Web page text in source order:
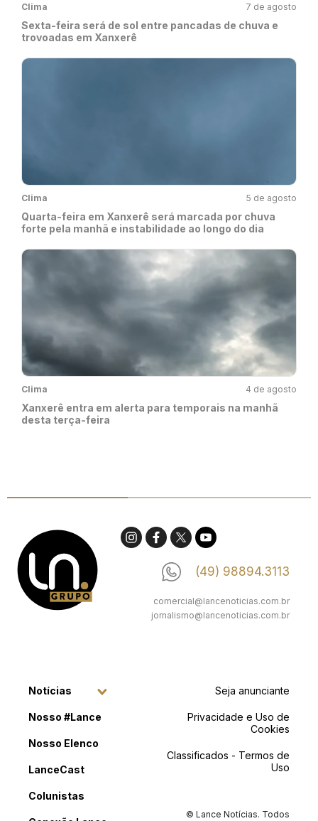
Clima 7 de agosto
Sexta-feira será de sol entre pancadas de chuva e
trovoadas em Xanxerê
Clima 5 de agosto
Quarta-feira em Xanxerê será marcada por chuva
forte pela manhã e instabilidade ao longo do dia
Clima 4 de agosto
Xanxerê entra em alerta para temporais na manhã
desta terça-feira
(49) 98894.3113
comercial@lancenoticias.com.br
jornalismo@lancenoticias.com.br
Notícias
Nosso #Lance
Nosso Elenco
LanceCast
Colunistas
Seja anunciante
Privacidade e Uso de
Cookies
Classificados - Termos de
Uso
© Lance Notícias. Todos